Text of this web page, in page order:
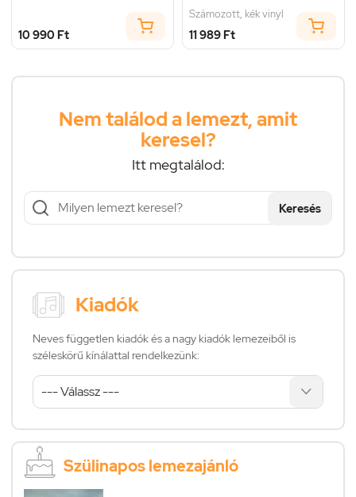
10 990 Ft
Számozott, kék vinyl
11 989 Ft
Nem találod a lemezt, amit
keresel?
Itt megtalálod:
Keresés
Kiadók
Neves független kiadók és a nagy kiadók lemezeiből is
széleskörű kínálattal rendelkezünk:
Szülinapos lemezajánló